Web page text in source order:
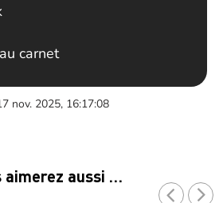
carnet
nov. 2025, 16:17:08
aimerez aussi …